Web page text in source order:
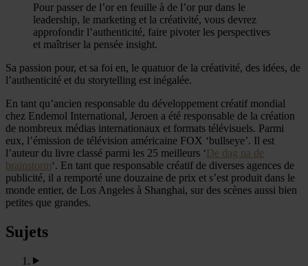
Pour passer de l’or en feuille à de l’or pur dans le
leadership, le marketing et la créativité, vous devrez
approfondir l’authenticité, faire pivoter les perspectives
et maîtriser la pensée insight.
Sa passion pour, et sa foi en, le quatuor de la créativité, des idées, de
l’authenticité et du storytelling est inégalée.
En tant qu’ancien responsable du développement créatif mondial
chez Endemol International, Jeroen a été responsable de la création
de nombreux médias internationaux et formats télévisuels. Parmi
eux, l’émission de télévision américaine FOX ‘bullseye’. Il est
l’auteur du livre classé parmi les 25 meilleurs ‘De dag na de
brainstorm‘. En tant que responsable créatif de diverses agences de
publicité, il a remporté une douzaine de prix et s’est produit dans le
monde entier, de Los Angeles à Shanghai, sur des scènes aussi bien
petites que grandes.
Sujets